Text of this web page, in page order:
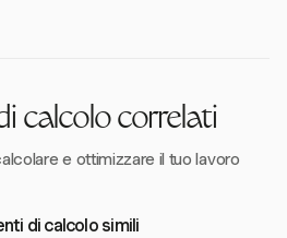
calcolo correlati
e ottimizzare il tuo lavoro
di calcolo simili